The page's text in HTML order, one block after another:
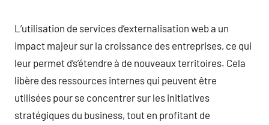
L’utilisation de services d’externalisation web a un
impact majeur sur la croissance des entreprises, ce qui
leur permet d’s’étendre à de nouveaux territoires. Cela
libère des ressources internes qui peuvent être
utilisées pour se concentrer sur les initiatives
stratégiques du business, tout en profitant de